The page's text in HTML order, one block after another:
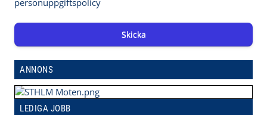
Skicka
ANNONS
LEDIGA JOBB